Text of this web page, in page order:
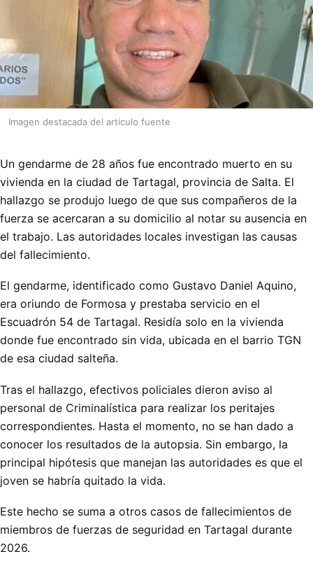
Imagen destacada del articulo fuente
Un gendarme de 28 años fue encontrado muerto en su
vivienda en la ciudad de Tartagal, provincia de Salta. El
hallazgo se produjo luego de que sus compañeros de la
fuerza se acercaran a su domicilio al notar su ausencia en
el trabajo. Las autoridades locales investigan las causas
del fallecimiento.
El gendarme, identificado como Gustavo Daniel Aquino,
era oriundo de Formosa y prestaba servicio en el
Escuadrón 54 de Tartagal. Residía solo en la vivienda
donde fue encontrado sin vida, ubicada en el barrio TGN
de esa ciudad salteña.
Tras el hallazgo, efectivos policiales dieron aviso al
personal de Criminalística para realizar los peritajes
correspondientes. Hasta el momento, no se han dado a
conocer los resultados de la autopsia. Sin embargo, la
principal hipótesis que manejan las autoridades es que el
joven se habría quitado la vida.
Este hecho se suma a otros casos de fallecimientos de
miembros de fuerzas de seguridad en Tartagal durante
2026.